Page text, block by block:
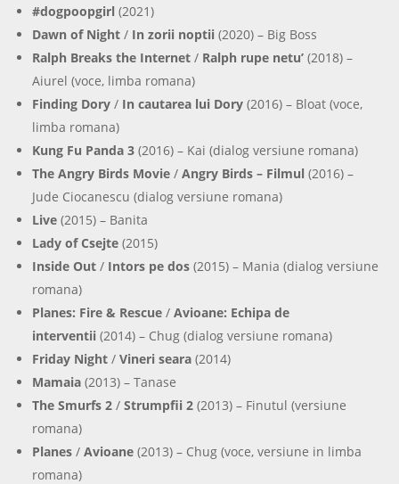
#dogpoopgirl (2021)
Dawn of Night / In zorii noptii (2020) – Big Boss
Ralph Breaks the Internet / Ralph rupe netu’ (2018) –
Aiurel (voce, limba romana)
Finding Dory / In cautarea lui Dory (2016) – Bloat (voce,
limba romana)
Kung Fu Panda 3 (2016) – Kai (dialog versiune romana)
The Angry Birds Movie /Angry Birds – Filmul (2016) –
Jude Ciocanescu (dialog versiune romana)
Live (2015) – Banita
Lady of Csejte (2015)
Inside Out / Intors pe dos (2015) – Mania (dialog versiune
romana)
Planes: Fire & Rescue /Avioane: Echipa de
interventii (2014) – Chug (dialog versiune romana)
Friday Night /Vineri seara (2014)
Mamaia (2013) – Tanase
The Smurfs 2 /Strumpfii 2 (2013) – Finutul (versiune
romana)
Planes /Avioane (2013) – Chug (voce, versiune in limba
romana)